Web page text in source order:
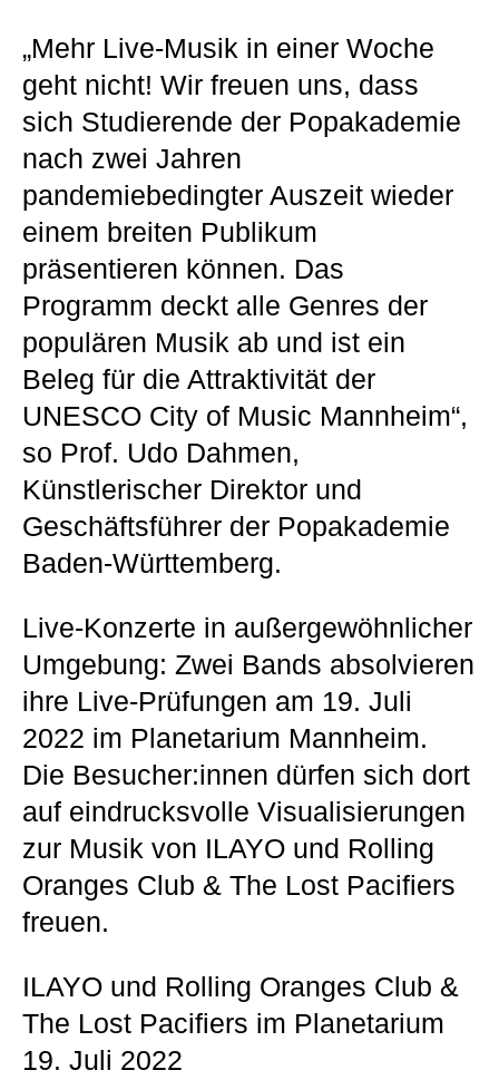
„Mehr Live-Musik in einer Woche
geht nicht! Wir freuen uns, dass
sich Studierende der Popakademie
nach zwei Jahren
pandemiebedingter Auszeit wieder
einem breiten Publikum
präsentieren können. Das
Programm deckt alle Genres der
populären Musik ab und ist ein
Beleg für die Attraktivität der
UNESCO City of Music Mannheim“,
so Prof. Udo Dahmen,
Künstlerischer Direktor und
Geschäftsführer der Popakademie
Baden-Württemberg.
Live-Konzerte in außergewöhnlicher
Umgebung: Zwei Bands absolvieren
ihre Live-Prüfungen am 19. Juli
2022 im Planetarium Mannheim.
Die Besucher:innen dürfen sich dort
auf eindrucksvolle Visualisierungen
zur Musik von ILAYO und Rolling
Oranges Club & The Lost Pacifiers
freuen.
ILAYO und Rolling Oranges Club &
The Lost Pacifiers im Planetarium
19. Juli 2022